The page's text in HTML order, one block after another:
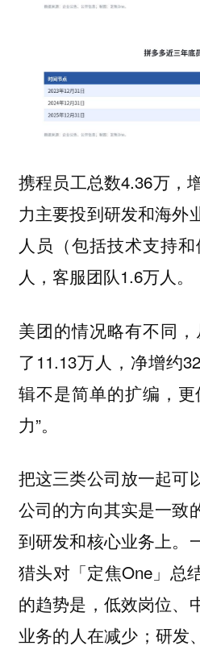
携程员工总数4.36万，
力主要投到研发和海外
人员（包括技术支持
人，客服团队1.6万人。
美团的情况略有不同
了11.13万人，净增约
辑不是简单的扩编，更
力”。
把这三类公司放一起可
公司的方向其实是一致
到研发和核心业务上。
猎头对「定焦One」总
的趋势是，低效岗位、
业务的人在减少；研发